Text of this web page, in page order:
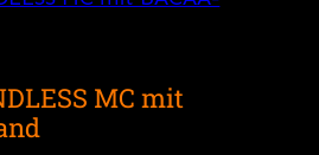
MC mit